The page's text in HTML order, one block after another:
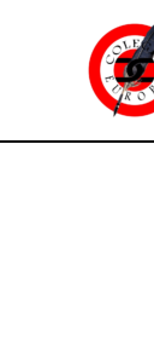
contenido